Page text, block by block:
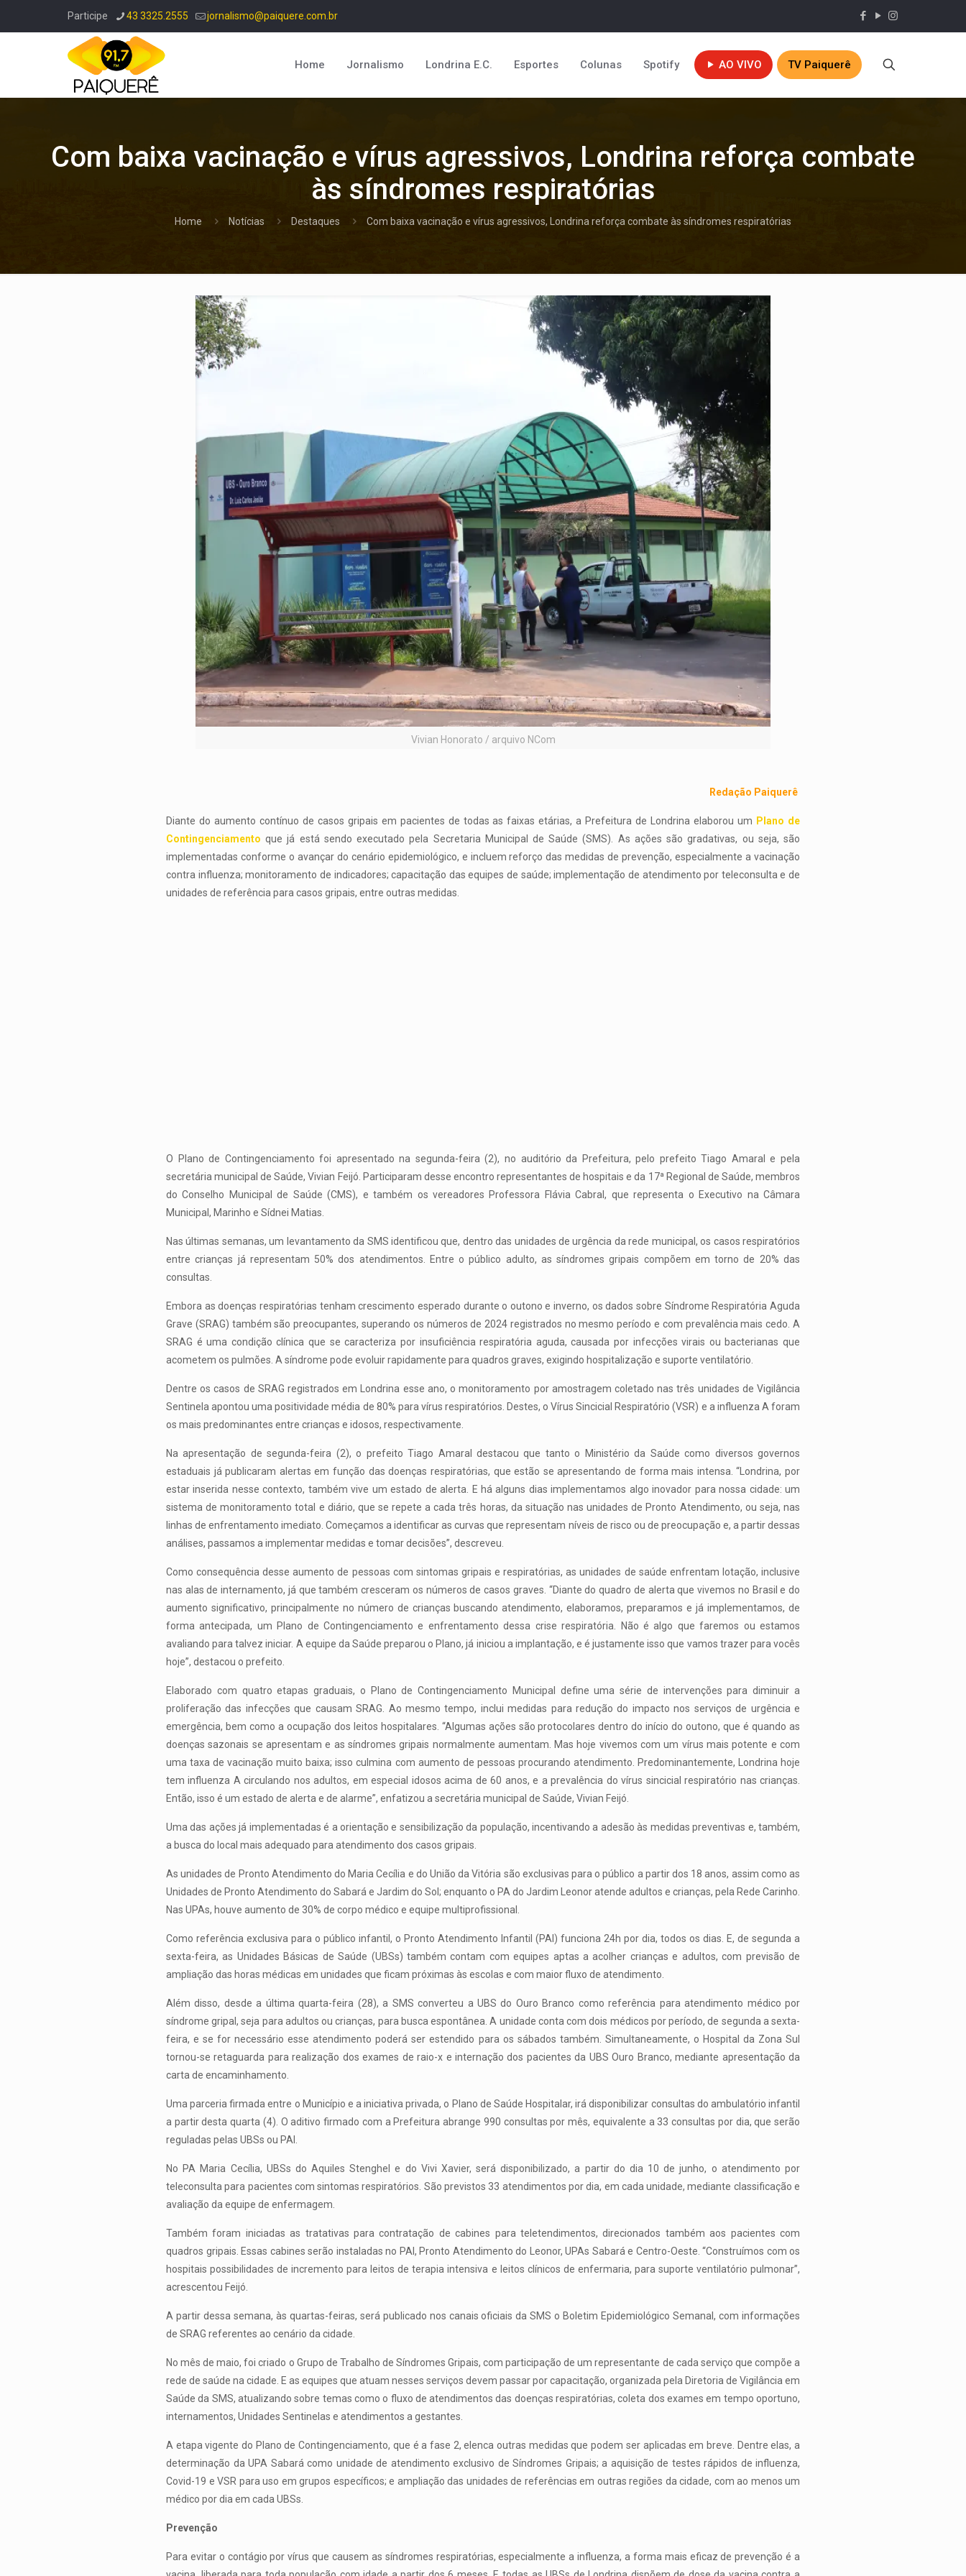
Participe 43 3325.2555 jornalismo@paiquere.com.br
Home Jornalismo Londrina E.C. Esportes Colunas Spotify AO VIVO TV Paiquerê
Com baixa vacinação e vírus agressivos, Londrina reforça combate
às síndromes respiratórias
Home Notícias Destaques Com baixa vacinação e vírus agressivos, Londrina reforça combate às síndromes respiratórias
Vivian Honorato / arquivo NCom
Redação Paiquerê
Diante do aumento contínuo de casos gripais em pacientes de todas as faixas etárias, a Prefeitura de Londrina elaborou um Plano de
Contingenciamento que já está sendo executado pela Secretaria Municipal de Saúde (SMS). As ações são gradativas, ou seja, são
implementadas conforme o avançar do cenário epidemiológico, e incluem reforço das medidas de prevenção, especialmente a vacinação
contra influenza; monitoramento de indicadores; capacitação das equipes de saúde; implementação de atendimento por teleconsulta e de
unidades de referência para casos gripais, entre outras medidas.
O Plano de Contingenciamento foi apresentado na segunda-feira (2), no auditório da Prefeitura, pelo prefeito Tiago Amaral e pela
secretária municipal de Saúde, Vivian Feijó. Participaram desse encontro representantes de hospitais e da 17ª Regional de Saúde, membros
do Conselho Municipal de Saúde (CMS), e também os vereadores Professora Flávia Cabral, que representa o Executivo na Câmara
Municipal, Marinho e Sídnei Matias.
Nas últimas semanas, um levantamento da SMS identificou que, dentro das unidades de urgência da rede municipal, os casos respiratórios
entre crianças já representam 50% dos atendimentos. Entre o público adulto, as síndromes gripais compõem em torno de 20% das
consultas.
Embora as doenças respiratórias tenham crescimento esperado durante o outono e inverno, os dados sobre Síndrome Respiratória Aguda
Grave (SRAG) também são preocupantes, superando os números de 2024 registrados no mesmo período e com prevalência mais cedo. A
SRAG é uma condição clínica que se caracteriza por insuficiência respiratória aguda, causada por infecções virais ou bacterianas que
acometem os pulmões. A síndrome pode evoluir rapidamente para quadros graves, exigindo hospitalização e suporte ventilatório.
Dentre os casos de SRAG registrados em Londrina esse ano, o monitoramento por amostragem coletado nas três unidades de Vigilância
Sentinela apontou uma positividade média de 80% para vírus respiratórios. Destes, o Vírus Sincicial Respiratório (VSR) e a influenza A foram
os mais predominantes entre crianças e idosos, respectivamente.
Na apresentação de segunda-feira (2), o prefeito Tiago Amaral destacou que tanto o Ministério da Saúde como diversos governos
estaduais já publicaram alertas em função das doenças respiratórias, que estão se apresentando de forma mais intensa. “Londrina, por
estar inserida nesse contexto, também vive um estado de alerta. E há alguns dias implementamos algo inovador para nossa cidade: um
sistema de monitoramento total e diário, que se repete a cada três horas, da situação nas unidades de Pronto Atendimento, ou seja, nas
linhas de enfrentamento imediato. Começamos a identificar as curvas que representam níveis de risco ou de preocupação e, a partir dessas
análises, passamos a implementar medidas e tomar decisões”, descreveu.
Como consequência desse aumento de pessoas com sintomas gripais e respiratórias, as unidades de saúde enfrentam lotação, inclusive
nas alas de internamento, já que também cresceram os números de casos graves. “Diante do quadro de alerta que vivemos no Brasil e do
aumento significativo, principalmente no número de crianças buscando atendimento, elaboramos, preparamos e já implementamos, de
forma antecipada, um Plano de Contingenciamento e enfrentamento dessa crise respiratória. Não é algo que faremos ou estamos
avaliando para talvez iniciar. A equipe da Saúde preparou o Plano, já iniciou a implantação, e é justamente isso que vamos trazer para vocês
hoje”, destacou o prefeito.
Elaborado com quatro etapas graduais, o Plano de Contingenciamento Municipal define uma série de intervenções para diminuir a
proliferação das infecções que causam SRAG. Ao mesmo tempo, inclui medidas para redução do impacto nos serviços de urgência e
emergência, bem como a ocupação dos leitos hospitalares. “Algumas ações são protocolares dentro do início do outono, que é quando as
doenças sazonais se apresentam e as síndromes gripais normalmente aumentam. Mas hoje vivemos com um vírus mais potente e com
uma taxa de vacinação muito baixa; isso culmina com aumento de pessoas procurando atendimento. Predominantemente, Londrina hoje
tem influenza A circulando nos adultos, em especial idosos acima de 60 anos, e a prevalência do vírus sincicial respiratório nas crianças.
Então, isso é um estado de alerta e de alarme”, enfatizou a secretária municipal de Saúde, Vivian Feijó.
Uma das ações já implementadas é a orientação e sensibilização da população, incentivando a adesão às medidas preventivas e, também,
a busca do local mais adequado para atendimento dos casos gripais.
As unidades de Pronto Atendimento do Maria Cecília e do União da Vitória são exclusivas para o público a partir dos 18 anos, assim como as
Unidades de Pronto Atendimento do Sabará e Jardim do Sol; enquanto o PA do Jardim Leonor atende adultos e crianças, pela Rede Carinho.
Nas UPAs, houve aumento de 30% de corpo médico e equipe multiprofissional.
Como referência exclusiva para o público infantil, o Pronto Atendimento Infantil (PAI) funciona 24h por dia, todos os dias. E, de segunda a
sexta-feira, as Unidades Básicas de Saúde (UBSs) também contam com equipes aptas a acolher crianças e adultos, com previsão de
ampliação das horas médicas em unidades que ficam próximas às escolas e com maior fluxo de atendimento.
Além disso, desde a última quarta-feira (28), a SMS converteu a UBS do Ouro Branco como referência para atendimento médico por
síndrome gripal, seja para adultos ou crianças, para busca espontânea. A unidade conta com dois médicos por período, de segunda a sexta-
feira, e se for necessário esse atendimento poderá ser estendido para os sábados também. Simultaneamente, o Hospital da Zona Sul
tornou-se retaguarda para realização dos exames de raio-x e internação dos pacientes da UBS Ouro Branco, mediante apresentação da
carta de encaminhamento.
Uma parceria firmada entre o Município e a iniciativa privada, o Plano de Saúde Hospitalar, irá disponibilizar consultas do ambulatório infantil
a partir desta quarta (4). O aditivo firmado com a Prefeitura abrange 990 consultas por mês, equivalente a 33 consultas por dia, que serão
reguladas pelas UBSs ou PAI.
No PA Maria Cecília, UBSs do Aquiles Stenghel e do Vivi Xavier, será disponibilizado, a partir do dia 10 de junho, o atendimento por
teleconsulta para pacientes com sintomas respiratórios. São previstos 33 atendimentos por dia, em cada unidade, mediante classificação e
avaliação da equipe de enfermagem.
Também foram iniciadas as tratativas para contratação de cabines para teletendimentos, direcionados também aos pacientes com
quadros gripais. Essas cabines serão instaladas no PAI, Pronto Atendimento do Leonor, UPAs Sabará e Centro-Oeste. “Construímos com os
hospitais possibilidades de incremento para leitos de terapia intensiva e leitos clínicos de enfermaria, para suporte ventilatório pulmonar”,
acrescentou Feijó.
A partir dessa semana, às quartas-feiras, será publicado nos canais oficiais da SMS o Boletim Epidemiológico Semanal, com informações
de SRAG referentes ao cenário da cidade.
No mês de maio, foi criado o Grupo de Trabalho de Síndromes Gripais, com participação de um representante de cada serviço que compõe a
rede de saúde na cidade. E as equipes que atuam nesses serviços devem passar por capacitação, organizada pela Diretoria de Vigilância em
Saúde da SMS, atualizando sobre temas como o fluxo de atendimentos das doenças respiratórias, coleta dos exames em tempo oportuno,
internamentos, Unidades Sentinelas e atendimentos a gestantes.
A etapa vigente do Plano de Contingenciamento, que é a fase 2, elenca outras medidas que podem ser aplicadas em breve. Dentre elas, a
determinação da UPA Sabará como unidade de atendimento exclusivo de Síndromes Gripais; a aquisição de testes rápidos de influenza,
Covid-19 e VSR para uso em grupos específicos; e ampliação das unidades de referências em outras regiões da cidade, com ao menos um
médico por dia em cada UBSs.
Prevenção
Para evitar o contágio por vírus que causem as síndromes respiratórias, especialmente a influenza, a forma mais eficaz de prevenção é a